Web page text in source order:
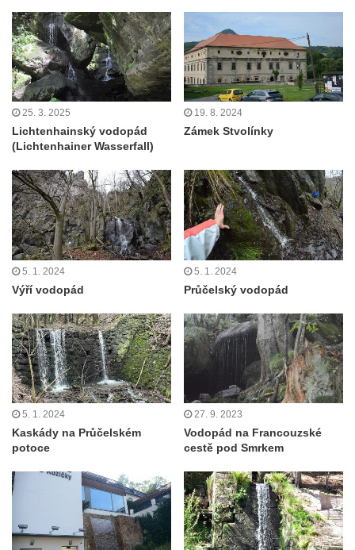
25. 3. 2025
Lichtenhainský vodopád
(Lichtenhainer Wasserfall)
19. 8. 2024
Zámek Stvolínky
5. 1. 2024
Výří vodopád
5. 1. 2024
Průčelský vodopád
5. 1. 2024
Kaskády na Průčelském
potoce
27. 9. 2023
Vodopád na Francouzské
cestě pod Smrkem